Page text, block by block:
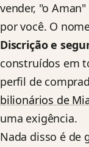
vender, "o
por você. O
Discrição e
construídos em
perfil de
bilionários de
uma exigência.
Nada disso é de